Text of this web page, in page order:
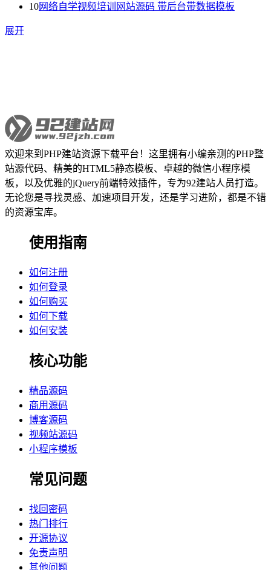
10网络自学视频培训网站源码 带后台带数据模板
展开
欢迎来到PHP建站资源下载平台！这里拥有小编亲测的PHP整
站源代码、精美的HTML5静态模板、卓越的微信小程序模
板，以及优雅的jQuery前端特效插件，专为92建站人员打造。
无论您是寻找灵感、加速项目开发，还是学习进阶，都是不错
的资源宝库。
使用指南
如何注册
如何登录
如何购买
如何下载
如何安装
核心功能
精品源码
商用源码
博客源码
视频站源码
小程序模板
常见问题
找回密码
热门排行
开源协议
免责声明
其他问题